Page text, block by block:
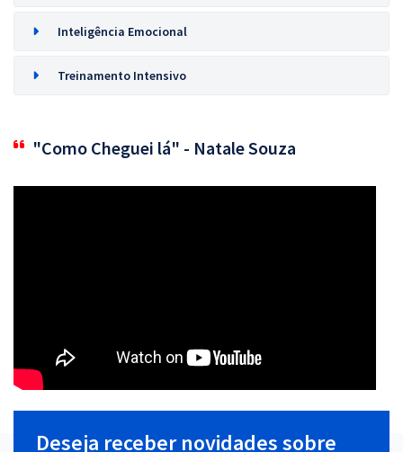
Inteligência Emocional
Treinamento Intensivo
"Como Cheguei lá" - Natale Souza
Deseja receber novidades sobre